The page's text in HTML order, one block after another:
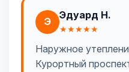
Э
Эдуард Н.
★★★★★
Наружное
Курортный